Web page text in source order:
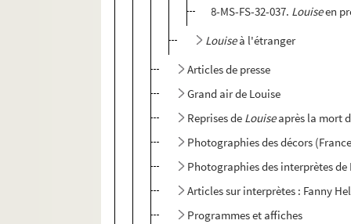
8-MS-FS-32-037. Louiseen
Louiseà l'étranger
Articles de presse
Grand air de Louise
Reprises de Louiseaprès la mort
Photographies des décors
Photographies des interprètes de
Articles sur interprètes : Fanny
Programmes et affiches